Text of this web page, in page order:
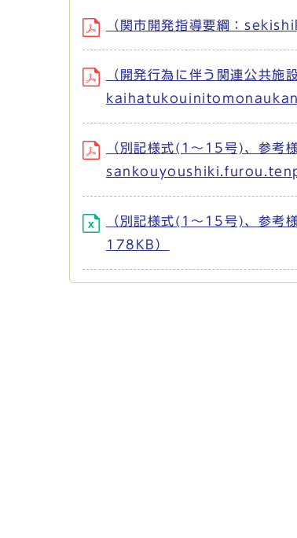
（関市開発指導要綱：
（開発行為に伴う関連公共施
（別記様式(1～15号)、参
（別記様式(1～15号)、参
178KB）